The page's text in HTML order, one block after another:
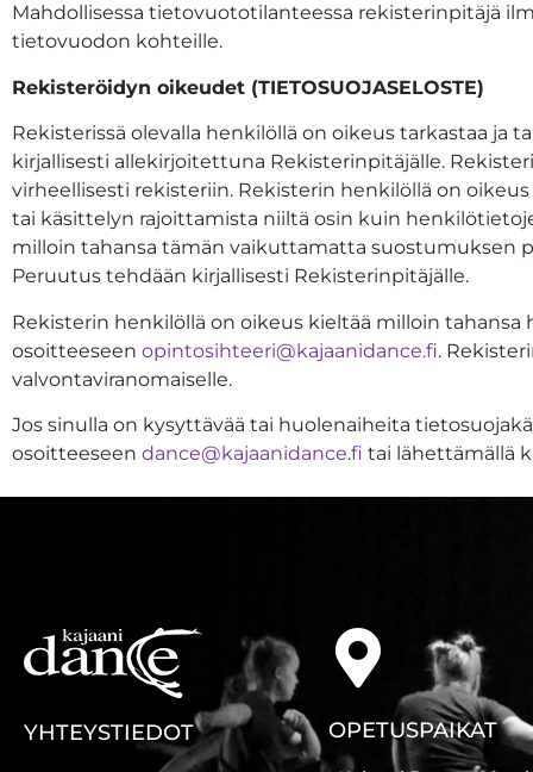
Mahdollisessa tietovuototilanteessa rekisterinpitäjä
tietovuodon kohteille.
Rekisteröidyn oikeudet (TIETOSUOJASELOSTE)
Rekisterissä olevalla henkilöllä on oikeus tarkastaa ja
kirjallisesti allekirjoitettuna Rekisterinpitäjälle.
virheellisesti rekisteriin. Rekisterin henkilöllä on
tai käsittelyn rajoittamista niiltä osin kuin
milloin tahansa tämän vaikuttamatta suostumuksen
Peruutus tehdään kirjallisesti Rekisterinpitäjälle.
Rekisterin henkilöllä on oikeus kieltää milloin
osoitteeseen opintosihteeri@kajaanidance.fi.
valvontaviranomaiselle.
Jos sinulla on kysyttävää tai huolenaiheita
osoitteeseen dance@kajaanidance.fi tai lähettämällä
YHTEYSTIEDOT OPETUSPAIKAT